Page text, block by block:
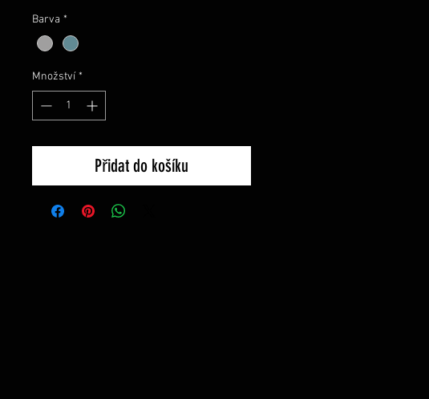
Barva *
Množství *
Přidat do košíku